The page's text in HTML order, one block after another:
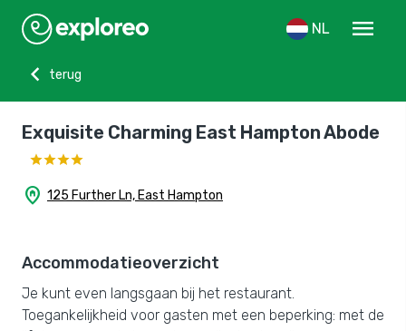
NL
menu
chevron_left
terug
Exquisite Charming East Hampton Abode
home_pin 125 Further Ln, East Hampton
Accommodatieoverzicht
Je kunt even langsgaan bij het restaurant.
Toegankelijkheid voor gasten met een beperking: met de